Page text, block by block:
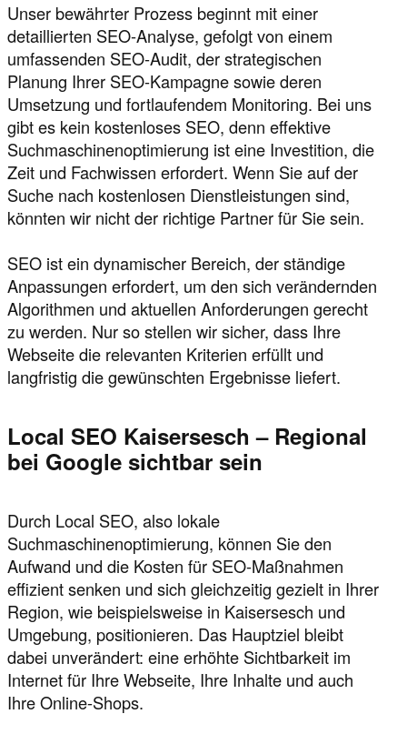
Unser bewährter Prozess beginnt mit einer
detaillierten SEO-Analyse, gefolgt von einem
umfassenden SEO-Audit, der strategischen
Planung Ihrer SEO-Kampagne sowie deren
Umsetzung und fortlaufendem Monitoring. Bei uns
gibt es kein kostenloses SEO, denn effektive
Suchmaschinenoptimierung ist eine Investition, die
Zeit und Fachwissen erfordert. Wenn Sie auf der
Suche nach kostenlosen Dienstleistungen sind,
könnten wir nicht der richtige Partner für Sie sein.
SEO ist ein dynamischer Bereich, der ständige
Anpassungen erfordert, um den sich verändernden
Algorithmen und aktuellen Anforderungen gerecht
zu werden. Nur so stellen wir sicher, dass Ihre
Webseite die relevanten Kriterien erfüllt und
langfristig die gewünschten Ergebnisse liefert.
Local SEO Kaisersesch – Regional
bei Google sichtbar sein
Durch Local SEO, also lokale
Suchmaschinenoptimierung, können Sie den
Aufwand und die Kosten für SEO-Maßnahmen
effizient senken und sich gleichzeitig gezielt in Ihrer
Region, wie beispielsweise in Kaisersesch und
Umgebung, positionieren. Das Hauptziel bleibt
dabei unverändert: eine erhöhte Sichtbarkeit im
Internet für Ihre Webseite, Ihre Inhalte und auch
Ihre Online-Shops.